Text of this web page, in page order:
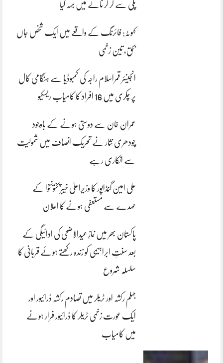
پلی سے گر کر نالے میں بہہ گیا
کہوٹہ: فائرنگ کے واقعے میں ایک شخص جاں
بحق، تین زخمی
انجینئر قمراسلام راجہ کی کمبوڈیا سے ہنگامی کال
پر چکری میں 16 افراد کا کامیاب ریسکیو
عمران خان سے دوستی ہونے کے باوجود
چودھری نثار نے تحریک انصاف میں شمولیت
سے انکاری رہے
علی امین گنڈاپور کا وزیراعلیٰ خیبرپختونخوا کے
عہدے سے مستعفی ہونے کا اعلان
پاکستان بھر میں نمازِ عیدالاضحی کی ادائیگی کے
بعد سنتِ ابراہیمی کو زندہ رکھتے ہوئے قربانی کا
سلسلہ شروع
جہلم رکشہ اور ٹریلر میں تصادم رکشہ ڈرائیور اور
ایک عورت زخمی ٹریلر کا ڈرائیور فرار ہونے
میں کامیاب